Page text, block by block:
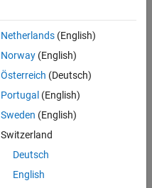
Netherlands(English)
Norway(English)
Österreich (Deutsch)
Portugal (English)
Sweden (English)
Switzerland
Deutsch
English